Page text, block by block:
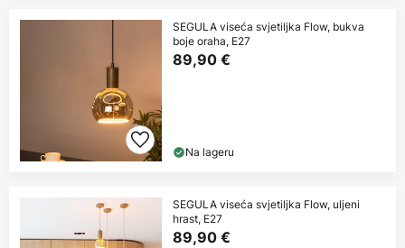
SEGULA viseća svjetiljka Flow, bukva
boje oraha, E27
89,90 €
Na lageru
SEGULA viseća svjetiljka Flow, uljeni
hrast, E27
89,90 €